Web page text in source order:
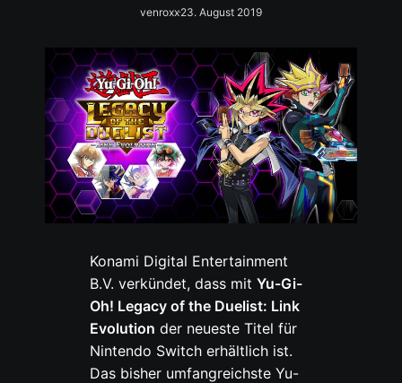
venroxx23. August 2019
Konami Digital Entertainment
B.V. verkündet, dass mitYu-Gi-
Oh! Legacy of the Duelist: Link
Evolution der neueste Titel für
Nintendo Switch erhältlich ist.
Das bisher umfangreichste Yu-